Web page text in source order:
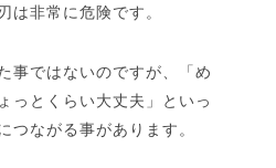
は非常に危険です。
事ではないのですが、「め
っとくらい大丈夫」といっ
つながる事があります。